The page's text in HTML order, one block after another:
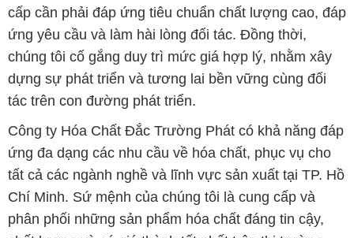
cấp cần phải đáp ứng tiêu chuẩn chất lượng cao, đáp
ứng yêu cầu và làm hài lòng đối tác. Đồng thời,
chúng tôi cố gắng duy trì mức giá hợp lý, nhằm xây
dựng sự phát triển và tương lai bền vững cùng đối
tác trên con đường phát triển.
Công ty Hóa Chất Đắc Trường Phát có khả năng đáp
ứng đa dạng các nhu cầu về hóa chất, phục vụ cho
tất cả các ngành nghề và lĩnh vực sản xuất tại TP. Hồ
Chí Minh. Sứ mệnh của chúng tôi là cung cấp và
phân phối những sản phẩm hóa chất đáng tin cậy,